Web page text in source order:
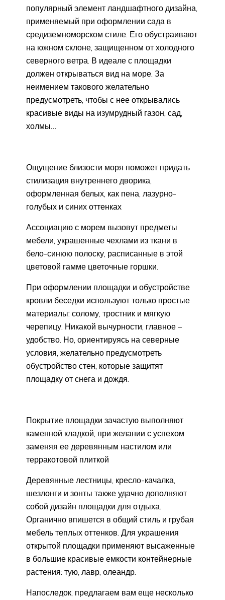
популярный элемент ландшафтного дизайна,
применяемый при оформлении сада в
средиземноморском стиле. Его обустраивают
на южном склоне, защищенном от холодного
северного ветра. В идеале с площадки
должен открываться вид на море. За
неимением такового желательно
предусмотреть, чтобы с нее открывались
красивые виды на изумрудный газон, сад,
холмы…
Ощущение близости моря поможет придать
стилизация внутреннего дворика,
оформленная белых, как пена, лазурно-
голубых и синих оттенках
Ассоциацию с морем вызовут предметы
мебели, украшенные чехлами из ткани в
бело-синюю полоску, расписанные в этой
цветовой гамме цветочные горшки.
При оформлении площадки и обустройстве
кровли беседки используют только простые
материалы: солому, тростник и мягкую
черепицу. Никакой вычурности, главное –
удобство. Но, ориентируясь на северные
условия, желательно предусмотреть
обустройство стен, которые защитят
площадку от снега и дождя.
Покрытие площадки зачастую выполняют
каменной кладкой, при желании с успехом
заменяя ее деревянным настилом или
терракотовой плиткой
Деревянные лестницы, кресло-качалка,
шезлонги и зонты также удачно дополняют
собой дизайн площадки для отдыха.
Органично впишется в общий стиль и грубая
мебель теплых оттенков. Для украшения
открытой площадки применяют высаженные
в большие красивые емкости контейнерные
растения: тую, лавр, олеандр.
Напоследок, предлагаем вам еще несколько